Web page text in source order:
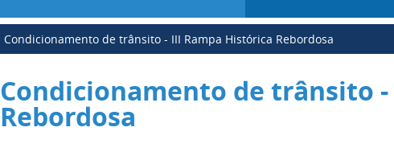
Condicionamento de trânsito - III Rampa Histórica Rebordosa
Condicionamento de trânsito
Rebordosa